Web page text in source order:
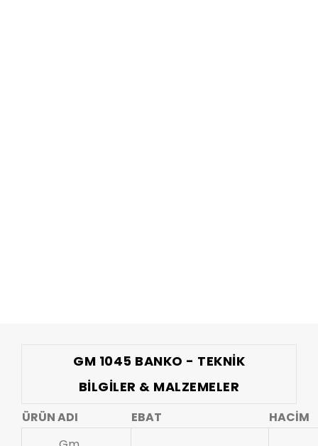
GM 1045 BANKO - TEKNIK
BILGILER & MALZEMELER
ÜRÜN ADI EBAT
HACİM